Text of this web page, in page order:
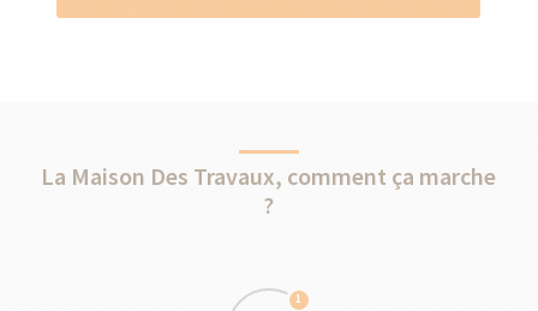
La Maison Des Travaux, comment ça marche
?
1